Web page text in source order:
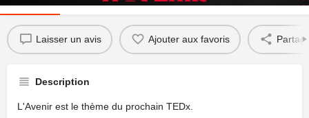
Laisser un avis Ajouter aux favoris
Description
L'Avenir est le thème du prochain TEDx.